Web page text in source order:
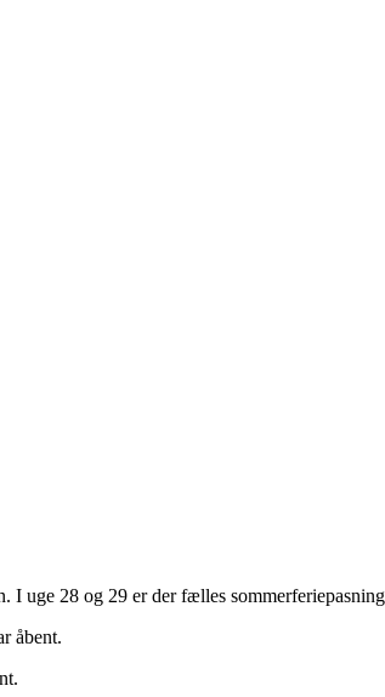
I uge 28 og 29 er der fælles
åbent.